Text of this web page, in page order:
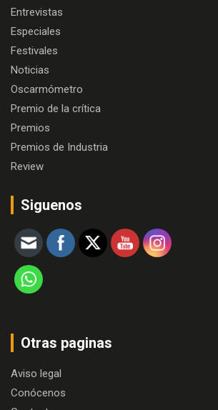
Entrevistas
Especiales
Festivales
Noticias
Oscarmómetro
Premio de la crítica
Premios
Premios de Industria
Review
Siguenos
Otras paginas
Aviso legal
Conócenos